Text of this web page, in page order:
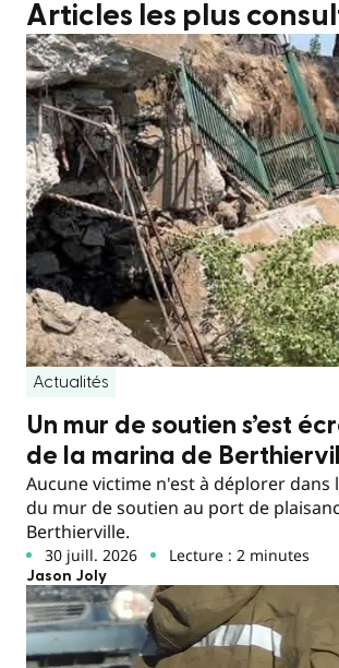
Articles les plus
Actualités
Un mur de soutien s’est
de la marina de
Aucune victime n'est à déplorer
du mur de soutien au port de
Berthierville.
30 juill. 2026 Lecture : 2 minutes
Jason Joly